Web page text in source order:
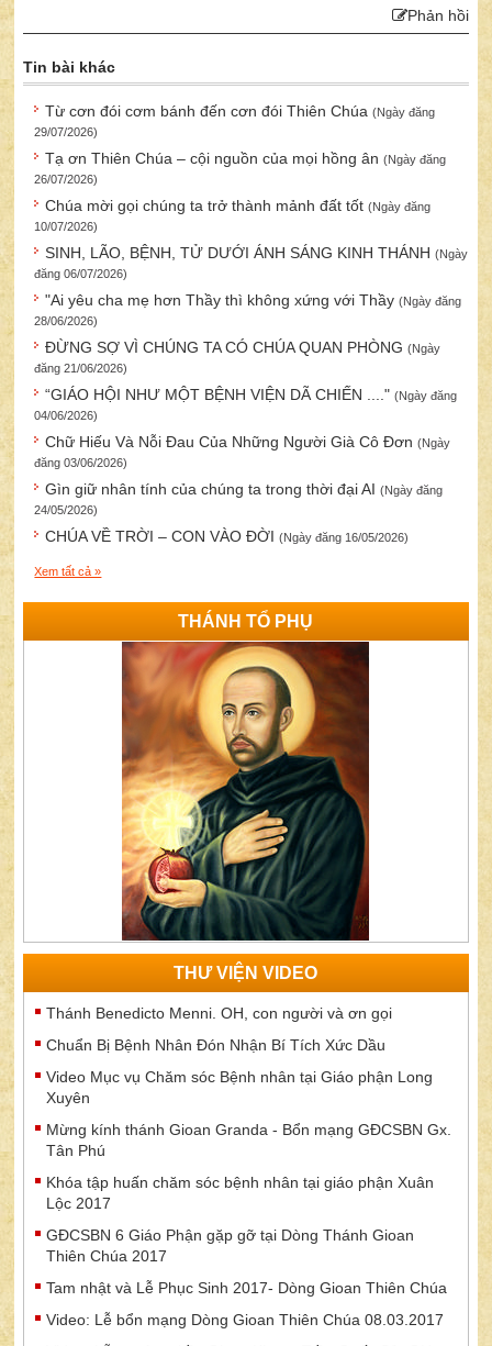
Phản hồi
Tin bài khác
Từ cơn đói cơm bánh đến cơn đói Thiên Chúa(Ngày đăng
29/07/2026)
Tạ ơn Thiên Chúa – cội nguồn của mọi hồng ân(Ngày đăng
26/07/2026)
Chúa mời gọi chúng ta trở thành mảnh đất tốt(Ngày đăng
10/07/2026)
SINH, LÃO, BỆNH, TỬ DƯỚI ÁNH SÁNG KINH THÁNH(Ngày
đăng 06/07/2026)
"Ai yêu cha mẹ hơn Thầy thì không xứng với Thầy(Ngày đăng
28/06/2026)
ĐỪNG SỢ VÌ CHÚNG TA CÓ CHÚA QUAN PHÒNG(Ngày
đăng 21/06/2026)
“GIÁO HỘI NHƯ MỘT BỆNH VIỆN DÃ CHIẾN ...."(Ngày đăng
04/06/2026)
Chữ Hiếu Và Nỗi Đau Của Những Người Già Cô Đơn(Ngày
đăng 03/06/2026)
Gìn giữ nhân tính của chúng ta trong thời đại AI(Ngày đăng
24/05/2026)
CHÚA VỀ TRỜI – CON VÀO ĐỜI(Ngày đăng 16/05/2026)
Xem tất cả »
THÁNH TỔ PHỤ
THƯ VIỆN VIDEO
Thánh Benedicto Menni. OH, con người và ơn gọi
Chuẩn Bị Bệnh Nhân Đón Nhận Bí Tích Xức Dầu
Video Mục vụ Chăm sóc Bệnh nhân tại Giáo phận Long
Xuyên
Mừng kính thánh Gioan Granda - Bổn mạng GĐCSBN Gx.
Tân Phú
Khóa tập huấn chăm sóc bệnh nhân tại giáo phận Xuân
Lộc 2017
GĐCSBN 6 Giáo Phận gặp gỡ tại Dòng Thánh Gioan
Thiên Chúa 2017
Tam nhật và Lễ Phục Sinh 2017- Dòng Gioan Thiên Chúa
Video: Lễ bổn mạng Dòng Gioan Thiên Chúa 08.03.2017